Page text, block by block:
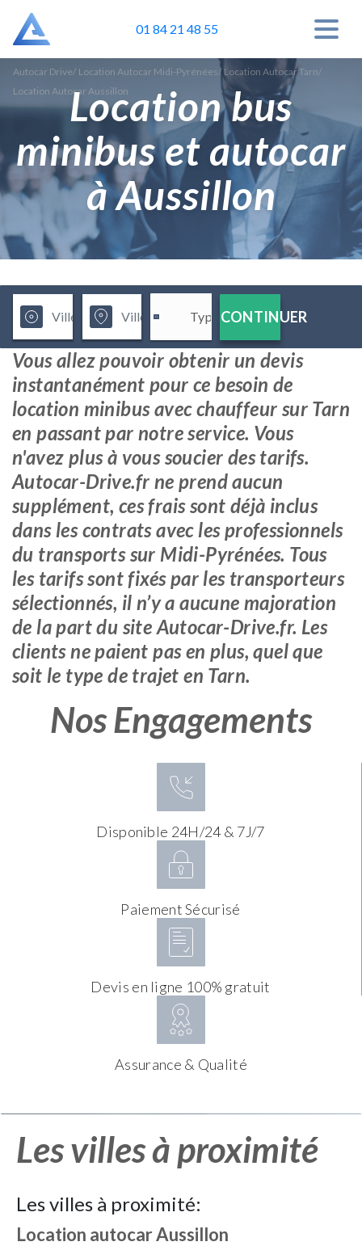
01 84 21 48 55
Autocar Drive/ Location Autocar Midi-Pyrénées/ Location Autocar Tarn/
Location Autocar AussillonLocation bus
minibus et autocar
à Aussillon
CONTINUER
Vous allez pouvoir obtenir un devis
instantanément pour ce besoin de
location minibus avec chauffeur sur Tarn
en passant par notre service. Vous
n'avez plus à vous soucier des tarifs.
Autocar-Drive.fr ne prend aucun
supplément, ces frais sont déjà inclus
dans les contrats avec les professionnels
du transports sur Midi-Pyrénées. Tous
les tarifs sont fixés par les transporteurs
sélectionnés, il n’y a aucune majoration
de la part du site Autocar-Drive.fr. Les
clients ne paient pas en plus, quel que
soit le type de trajet en Tarn.
Nos Engagements
Disponible 24H/24 & 7J/7
Paiement Sécurisé
Devis en ligne 100% gratuit
Assurance & Qualité
Les villes à proximité
Les villes à proximité:
Location autocarAussillon